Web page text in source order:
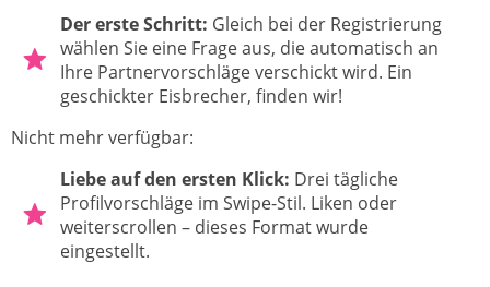
Der erste Schritt: Gleich bei der Registrierung
wählen Sie eine Frage aus, die automatisch an
Ihre Partnervorschläge verschickt wird. Ein
geschickter Eisbrecher, finden wir!
Nicht mehr verfügbar:
Liebe auf den ersten Klick: Drei tägliche
Profilvorschläge im Swipe-Stil. Liken oder
weiterscrollen – dieses Format wurde
eingestellt.